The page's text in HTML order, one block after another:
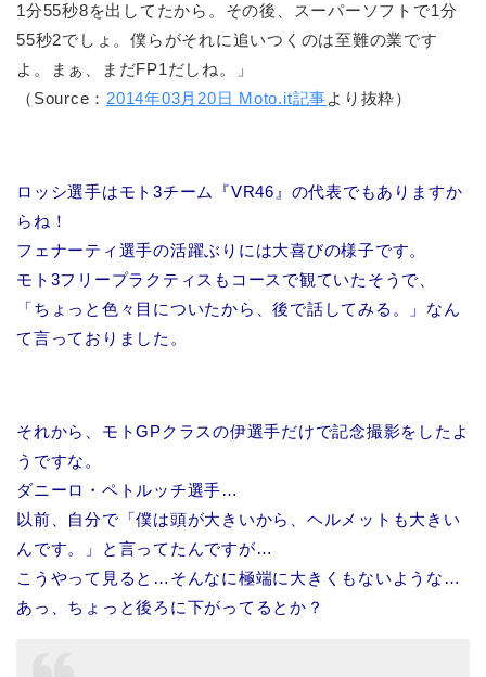
1分55秒8を出してたから。その後、スーパーソフトで1分
55秒2でしょ。僕らがそれに追いつくのは至難の業です
よ。まぁ、まだFP1だしね。」
（Source： 2014年03月20日 Moto.it記事より抜粋）
ロッシ選手はモト3チーム『VR46』の代表でもありますか
らね！
フェナーティ選手の活躍ぶりには大喜びの様子です。
モト3フリープラクティスもコースで観ていたそうで、
「ちょっと色々目についたから、後で話してみる。」なん
て言っておりました。
それから、モトGPクラスの伊選手だけで記念撮影をしたよ
うですな。
ダニーロ・ペトルッチ選手…
以前、自分で「僕は頭が大きいから、ヘルメットも大きい
んです。」と言ってたんですが…
こうやって見ると…そんなに極端に大きくもないような…
あっ、ちょっと後ろに下がってるとか？